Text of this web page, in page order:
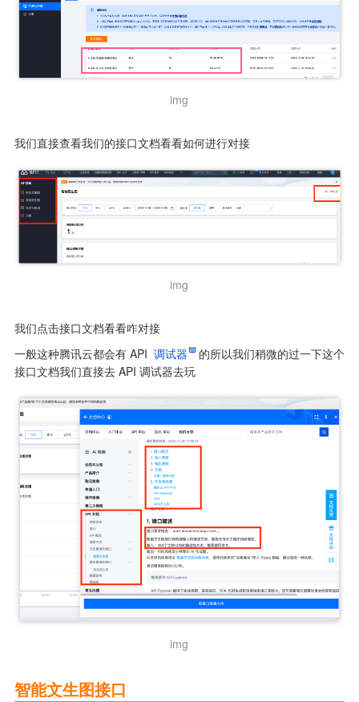
img
我们直接查看我们的接口文档看看如何进行对接
img
我们点击接口文档看看咋对接
一般这种腾讯云都会有 API 调试器
的所以我们稍微的过一下这个
接口文档我们直接去 API 调试器去玩
img
智能文生图接口